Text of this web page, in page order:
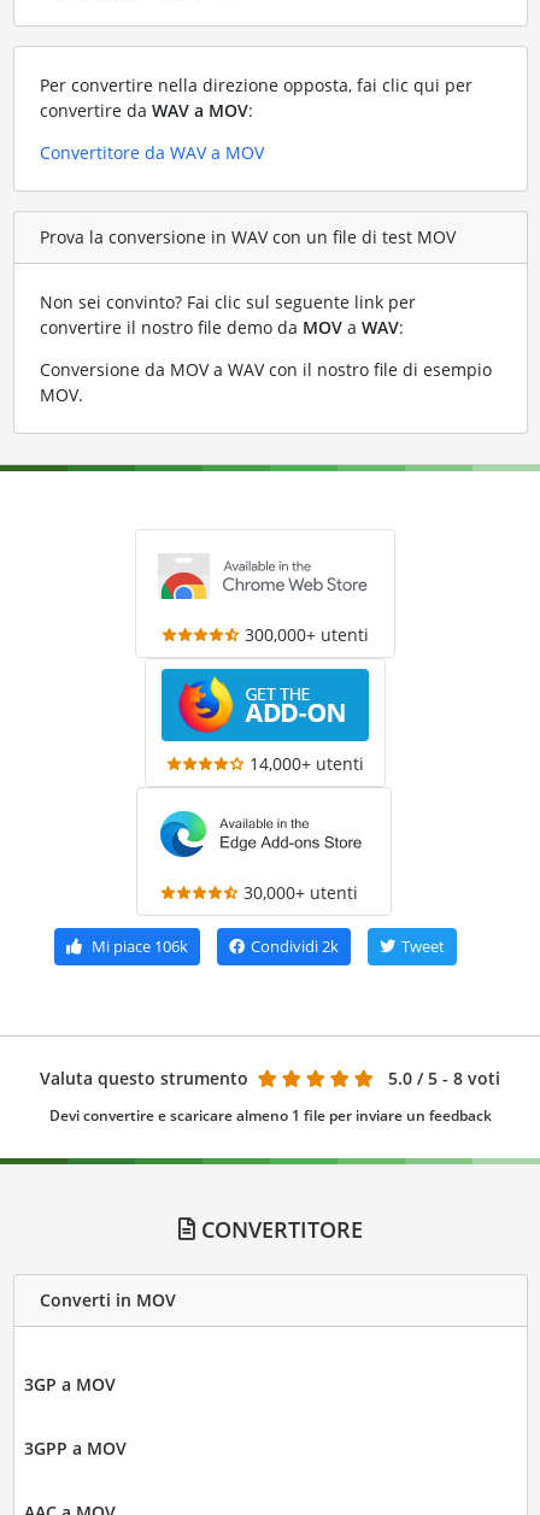
Per convertire nella direzione opposta, fai clic qui per
convertire da WAV a MOV:
Convertitore da WAV a MOV
Prova la conversione in WAV con un file di test MOV
Non sei convinto? Fai clic sul seguente link per
convertire il nostro file demo da MOVa WAV:
Conversione da MOV a WAV con il nostro file di esempio
MOV.
300,000+ utenti
14,000+ utenti
30,000+ utenti
Mi piace 106k Condividi2k Tweet
Valuta questo strumento 5.0 / 5 - 8 voti
Devi convertire e scaricare almeno 1 file per inviare un feedback
CONVERTITORE
Converti in MOV
3GP a MOV
3GPP a MOV